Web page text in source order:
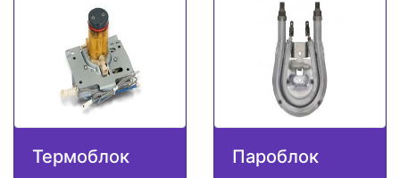
Термоблок Пароблок